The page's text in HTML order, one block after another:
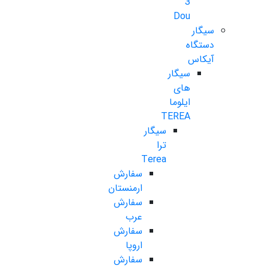
Dou
سیگار
دستگاه
آیکاس
سیگار
های
ایلوما
TEREA
سیگار
ترا
Terea
سفارش
ارمنستان
سفارش
عرب
سفارش
اروپا
سفارش